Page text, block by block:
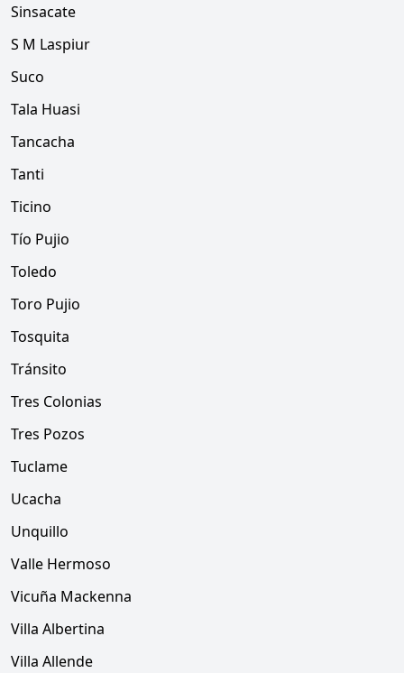
Sinsacate
S M Laspiur
Suco
Tala Huasi
Tancacha
Tanti
Ticino
Tío Pujio
Toledo
Toro Pujio
Tosquita
Tránsito
Tres Colonias
Tres Pozos
Tuclame
Ucacha
Unquillo
Valle Hermoso
Vicuña Mackenna
Villa Albertina
Villa Allende